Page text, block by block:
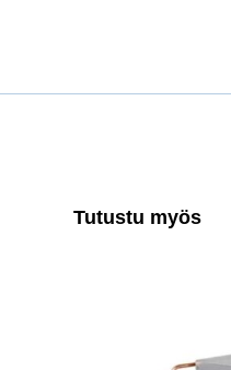
Tutustu myös